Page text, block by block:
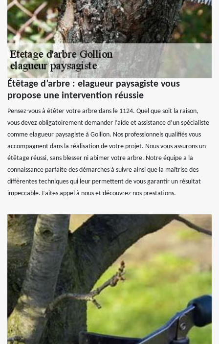
Étêtage d’arbre : elagueur paysagiste vous
propose une intervention réussie
Pensez-vous à étêter votre arbre dans le 1124. Quel que soit la raison,
vous devez obligatoirement demander l’aide et assistance d’un spécialiste
comme elagueur paysagiste à Gollion. Nos professionnels qualifiés vous
accompagnent dans la réalisation de votre projet. Nous vous assurons un
étêtage réussi, sans blesser ni abimer votre arbre. Notre équipe a la
connaissance parfaite des démarches à suivre ainsi que la maîtrise des
différentes techniques qui leur permettent de vous garantir un résultat
impeccable. Faites appel à nous et découvrez nos prestations.